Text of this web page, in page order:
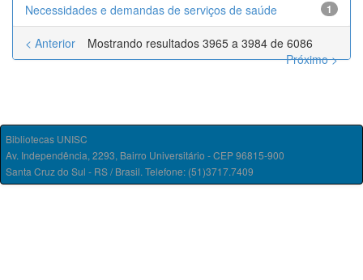
Necessidades e demandas de serviços de saúde 1
Mostrando resultados 3965 a 3984 de 6086
< Anterior
Próximo >
Bibliotecas UNISC
Av. Independência, 2293, Bairro Universitário - CEP 96815-900
Santa Cruz do Sul - RS / Brasil. Telefone: (51)3717.7409